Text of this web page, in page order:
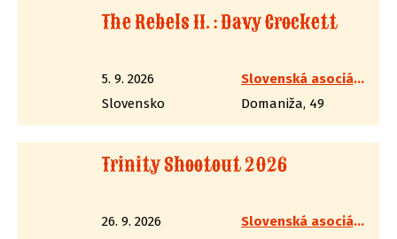
The Rebels II. : Davy Crockett
5. 9. 2026
Slovenská asociácia westernovej streľby
Slovensko
Domaniža, 49
Trinity Shootout 2026
26. 9. 2026
Slovenská asociácia westernovej streľby